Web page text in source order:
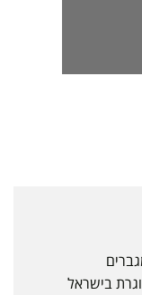
בישראל